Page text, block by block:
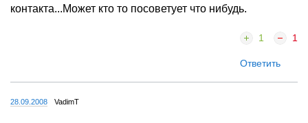
контакта...Может кто то посоветует что нибудь.
1 1
Ответить
28.09.2008 VadimT